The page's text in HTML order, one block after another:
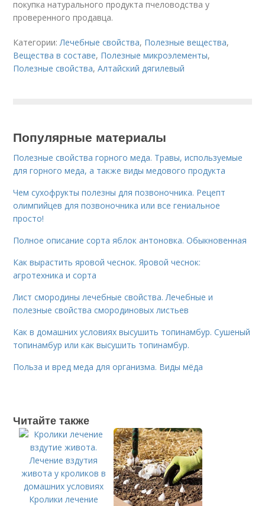
покупка натурального продукта пчеловодства у
проверенного продавца.
Категории:Лечебные свойства, Полезные вещества,
Вещества в составе, Полезные микроэлементы,
Полезные свойства,Алтайский дягилевый
Популярные материалы
Полезные свойства горного меда. Травы, используемые
для горного меда, а также виды медового продукта
Чем сухофрукты полезны для позвоночника. Рецепт
олимпийцев для позвоночника или все гениальное
просто!
Полное описание сорта яблок антоновка. Обыкновенная
Как вырастить яровой чеснок. Яровой чеснок:
агротехника и сорта
Лист смородины лечебные свойства. Лечебные и
полезные свойства смородиновых листьев
Как в домашних условиях высушить топинамбур. Сушеный
топинамбур или как высушить топинамбур.
Польза и вред меда для организма. Виды мёда
Читайте также
Кролики лечение